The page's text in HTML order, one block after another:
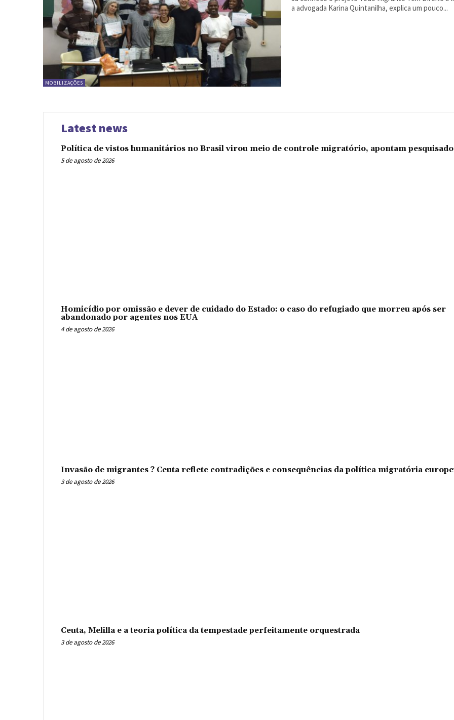
MOBILIZAÇÕES
a advogada Karina Quintanilha, explica um pouco...
Latest news
Política de vistos humanitários no Brasil virou meio de controle migratório, apontam
5 de agosto de 2026
Homicídio por omissão e dever de cuidado do Estado: o caso do refugiado que morreu após ser
abandonado por agentes nos EUA
4 de agosto de 2026
Invasão de migrantes ? Ceuta reflete contradições e consequências da política migratória
3 de agosto de 2026
Ceuta, Melilla e a teoria política da tempestade perfeitamente orquestrada
3 de agosto de 2026